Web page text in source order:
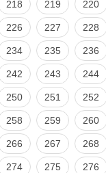
218 219 220
226 227 228
234 235 236
242 243 244
250 251 252
258 259 260
266 267 268
274 275 276